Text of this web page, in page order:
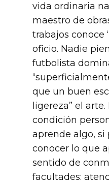
vida ordinaria
maestro de
trabajos conoce
oficio. Nadie
futbolista
que un buen
ligereza” el
condición
aprende algo, si
conocer lo que
sentido de
facultades: